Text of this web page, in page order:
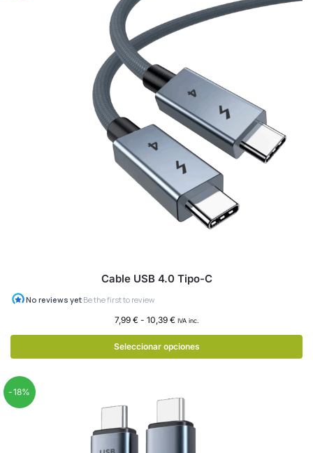
Cable USB 4.0 Tipo-C
7,99 € - 10,39 € IVA inc.
Seleccionar opciones
-18%